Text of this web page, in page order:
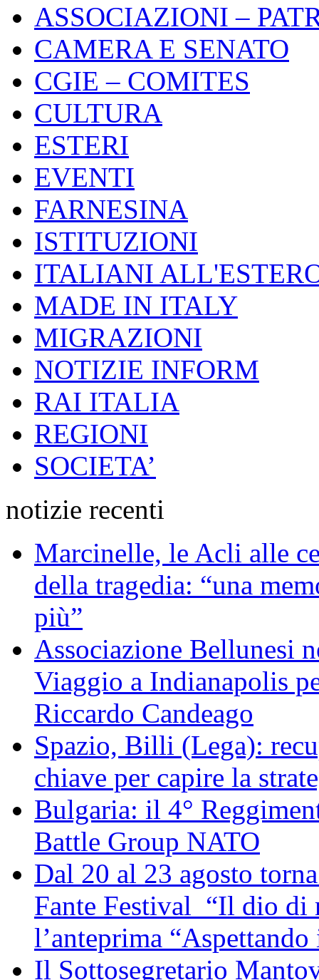
ASSOCIAZIONI –
CAMERA E SENATO
CGIE – COMITES
CULTURA
ESTERI
EVENTI
FARNESINA
ISTITUZIONI
ITALIANI
MADE IN ITALY
MIGRAZIONI
NOTIZIE INFORM
RAI ITALIA
REGIONI
SOCIETA’
notizie recenti
Marcinelle, le Acli alle
della tragedia: “una
più”
Associazione Bellunesi
Viaggio a Indianapolis
Riccardo Candeago
Spazio, Billi (Lega):
chiave per capire la
Bulgaria: il 4°
Battle Group NATO
Dal 20 al 23 agosto
Fante Festival “Il dio di
l’anteprima
Il Sottosegretario